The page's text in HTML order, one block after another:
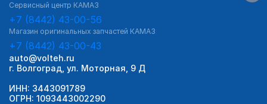
Сервисный центр КАМАЗ
+7 (8442) 43-00-56
Магазин оригинальных запчастей КАМАЗ
+7 (8442) 43-00-43
auto@volteh.ru
г. Волгоград, ул. Моторная, 9 Д
ИНН: 3443091789
ОГРН: 1093443002290